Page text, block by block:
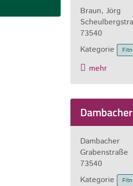
Braun, Jörg
73540
Kategorie
mehr
Dambacher
Dambacher
Grabenstraße
73540
Kategorie